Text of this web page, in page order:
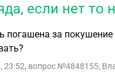
если нет
погашена за
23:52, вопрос №4848155,